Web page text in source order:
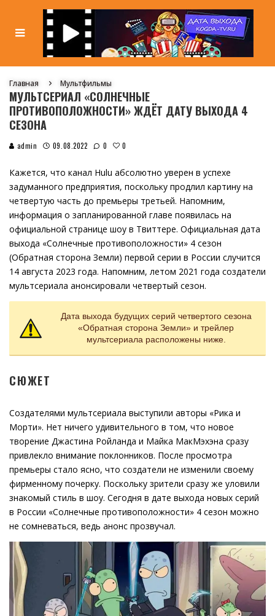
Главная Мультфильмы
МУЛЬТСЕРИАЛ «СОЛНЕЧНЫЕ
ПРОТИВОПОЛОЖНОСТИ» ЖДЁТ ДАТУ ВЫХОДА 4
СЕЗОНА
admin 09.08.2022 0 0
Кажется, что канал Hulu абсолютно уверен в успехе
задуманного предприятия, поскольку продлил картину на
четвертую часть до премьеры третьей. Напомним,
информация о запланированной главе появилась на
официальной странице шоу в Твиттере. Официальная дата
выхода «Солнечные противоположности» 4 сезон
(Обратная сторона Земли) первой серии в России случится
14 августа 2023 года. Напомним, летом 2021 года создатели
мультсериала анонсировали четвертый сезон.
Дата выхода будущих серий четвертого сезона
«Обратная сторона Земли» и трейлер
мультсериала расположены ниже.
СЮЖЕТ
Создателями мультсериала выступили авторы «Рика и
Морти». Нет ничего удивительного в том, что новое
творение Джастина Ройланда и Майка МакМэхэна сразу
привлекло внимание поклонников. После просмотра
премьеры стало ясно, что создатели не изменили своему
фирменному почерку. Поскольку зрители сразу же уловили
знакомый стиль в шоу. Сегодня в дате выхода новых серий
в России «Солнечные противоположности» 4 сезон можно
не сомневаться, ведь анонс прозвучал.